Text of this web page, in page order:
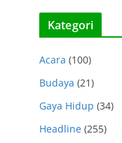
Kategori
Acara (100)
Budaya (21)
Gaya Hidup (34)
Headline (255)